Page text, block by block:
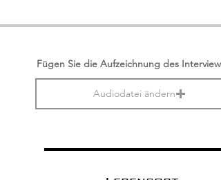
Fügen Sie die Aufzeichnung des
Audiodatei ändern